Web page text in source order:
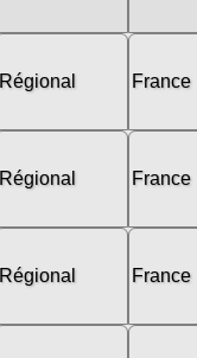
Régional France
Régional France
Régional France